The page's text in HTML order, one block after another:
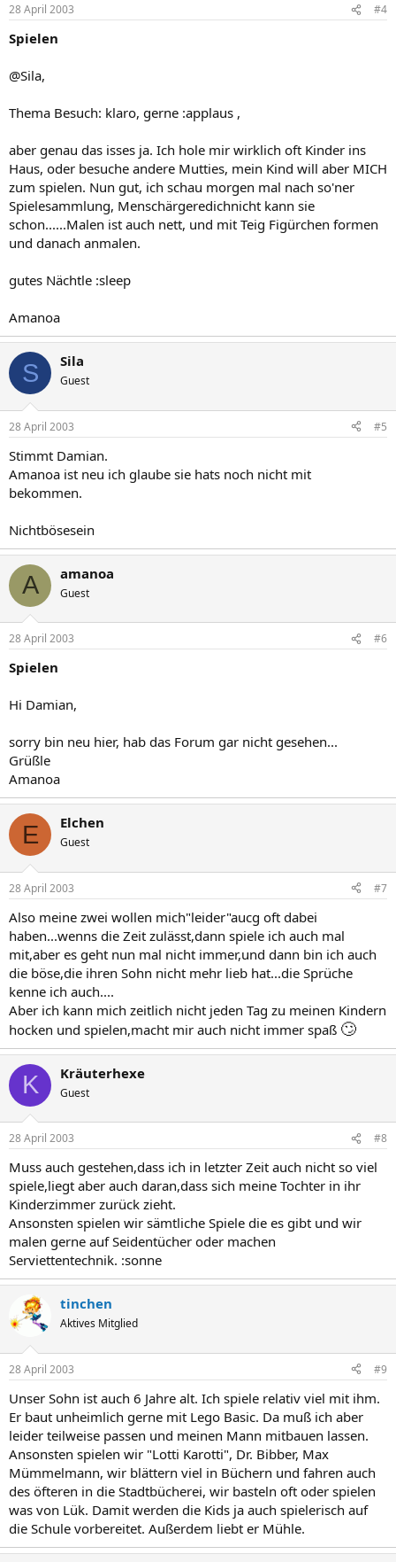
28 April 2003 #4
Spielen
@Sila,
Thema Besuch: klaro, gerne :applaus ,
aber genau das isses ja. Ich hole mir wirklich oft Kinder ins
Haus, oder besuche andere Mutties, mein Kind will aber MICH
zum spielen. Nun gut, ich schau morgen mal nach so'ner
Spielesammlung, Menschärgeredichnicht kann sie
schon......Malen ist auch nett, und mit Teig Figürchen formen
und danach anmalen.
gutes Nächtle :sleep
Amanoa
S Sila
Guest
28 April 2003 #5
Stimmt Damian.
Amanoa ist neu ich glaube sie hats noch nicht mit
bekommen.
Nichtbösesein
A amanoa
Guest
28 April 2003 #6
Spielen
Hi Damian,
sorry bin neu hier, hab das Forum gar nicht gesehen...
Grüßle
Amanoa
E Elchen
Guest
28 April 2003 #7
Also meine zwei wollen mich"leider"aucg oft dabei
haben...wenns die Zeit zulässt,dann spiele ich auch mal
mit,aber es geht nun mal nicht immer,und dann bin ich auch
die böse,die ihren Sohn nicht mehr lieb hat...die Sprüche
kenne ich auch....
Aber ich kann mich zeitlich nicht jeden Tag zu meinen Kindern
hocken und spielen,macht mir auch nicht immer spaß 🙄
K Kräuterhexe
Guest
28 April 2003 #8
Muss auch gestehen,dass ich in letzter Zeit auch nicht so viel
spiele,liegt aber auch daran,dass sich meine Tochter in ihr
Kinderzimmer zurück zieht.
Ansonsten spielen wir sämtliche Spiele die es gibt und wir
malen gerne auf Seidentücher oder machen
Serviettentechnik. :sonne
tinchen
Aktives Mitglied
28 April 2003 #9
Unser Sohn ist auch 6 Jahre alt. Ich spiele relativ viel mit ihm.
Er baut unheimlich gerne mit Lego Basic. Da muß ich aber
leider teilweise passen und meinen Mann mitbauen lassen.
Ansonsten spielen wir "Lotti Karotti", Dr. Bibber, Max
Mümmelmann, wir blättern viel in Büchern und fahren auch
des öfteren in die Stadtbücherei, wir basteln oft oder spielen
was von Lük. Damit werden die Kids ja auch spielerisch auf
die Schule vorbereitet. Außerdem liebt er Mühle.